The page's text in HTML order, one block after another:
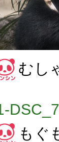
むし
もぐ